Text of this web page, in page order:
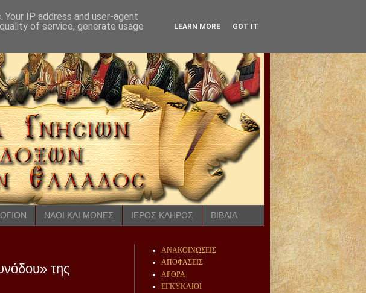
ΝΑΟΙ ΚΑΙ ΜΟΝΕΣ ΙΕΡΟΣ ΚΛΗΡΟΣ ΒΙΒΛΙΑ
της
ΑΝΑΚΟΙΝΩΣΕΙΣ
ΑΠΟΦΑΣΕΙΣ
ΑΡΘΡΑ
ΕΓΚΥΚΛΙΟΙ
IP address and user-agent
of service, generate usage
LEARN MORE GOT IT